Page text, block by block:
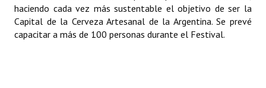
haciendo cada vez más sustentable el objetivo de ser la
Capital de la Cerveza Artesanal de la Argentina. Se prevé
capacitar a más de 100 personas durante el Festival.